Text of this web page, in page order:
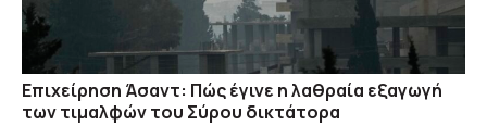
Επιχείρηση Άσαντ: Πώς έγινε η λαθραία εξαγωγή
των τιμαλφών του Σύρου δικτάτορα